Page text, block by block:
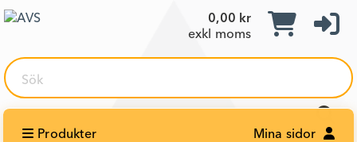
0,00 kr
exkl moms
Sök
Produkter Mina sidor